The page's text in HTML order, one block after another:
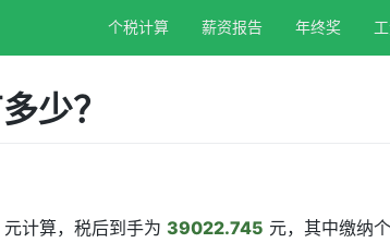
个税计算 薪资报告 年终奖
少？
计算，税后到手为 39022.745 元，其中缴纳